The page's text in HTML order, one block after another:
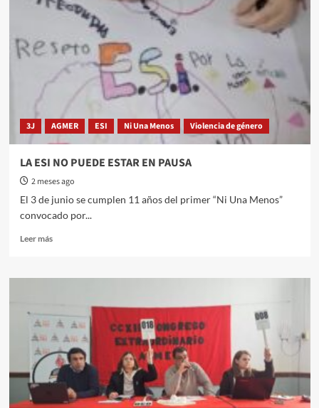
un
proyecto
rechazo
reforma
previsional
el
HCD
3J AGMER ESI Ni Una Menos Violencia de género
LA ESI NO PUEDE ESTAR EN PAUSA
2 meses ago
El 3 de junio se cumplen 11 años del primer “Ni Una Menos”
convocado por...
Leer másRead
LA
PUEDE
ESTAR
EN
PAUSA